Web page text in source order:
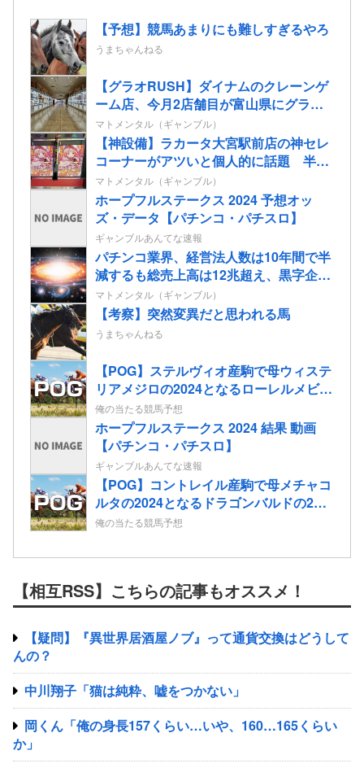
【予想】競馬あまりにも難しすぎるやろ
うまちゃんねる
【グラオRUSH】ダイナムのクレーンゲ
ーム店、今月2店舗目が富山県にグラン
ドオープン決定
マトメンタル（ギャンブル）
【神設備】ラカータ大宮駅前店の神セレ
コーナーがアツいと個人的に話題 半個
室島+スマホミラーモニターを搭載
マトメンタル（ギャンブル）
ホープフルステークス 2024 予想オッ
ズ・データ【パチンコ・パチスロ】
ギャンブルあんてな速報
パチンコ業界、経営法人数は10年間で半
減するも総売上高は12兆超え、黒字企業
割合はコロナ前の水準に回復
マトメンタル（ギャンブル）
【考察】突然変異だと思われる馬
うまちゃんねる
【POG】ステルヴィオ産駒で母ウィステ
リアメジロの2024となるローレルメビウ
スの2歳情報
俺の当たる競馬予想
ホープフルステークス 2024 結果 動画
【パチンコ・パチスロ】
ギャンブルあんてな速報
【POG】コントレイル産駒で母メチャコ
ルタの2024となるドラゴンバルドの2歳
情報
俺の当たる競馬予想
【相互RSS】こちらの記事もオススメ！
【疑問】『異世界居酒屋ノブ』って通貨交換はどうして
んの？
中川翔子「猫は純粋、嘘をつかない」
岡くん「俺の身長157くらい…いや、160…165くらい
か」